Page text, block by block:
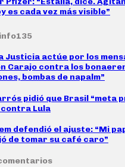
es cada vez más visible”
Justicia actúe por los
Carajo contra los
bombas de napalm”
pidió que Brasil “meta
Lula
defendió el ajuste: “Mi
de tomar su café caro”